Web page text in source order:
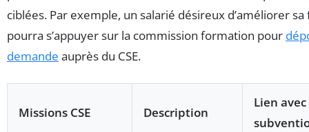
ciblées. Par exemple, un salarié désireux d’améliorer
pourra s’appuyer sur la commission formation pour
demande auprès du CSE.
Missions CSE Description
Lien